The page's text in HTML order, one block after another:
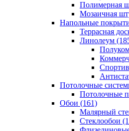
Полимерная
Мозаичная
Напольные
Террасная
Линолеум
Потолочные
Потолочные
Обои (161)
Малярный
Стеклообои